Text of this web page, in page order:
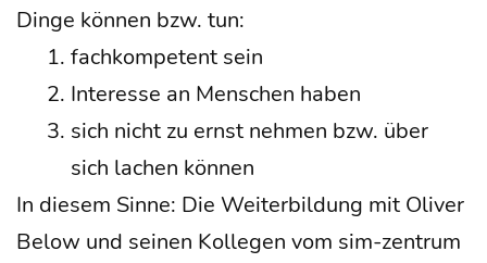
Din­ge kön­nen bzw. tun:
fach­kom­pe­tent sein
Inter­es­se an Men­schen haben
sich nicht zu ernst neh­men bzw. über
sich lachen können
In die­sem Sin­ne: Die Wei­ter­bil­dung mit Oli­ver
Below und sei­nen Kol­le­gen vom sim-zen­trum